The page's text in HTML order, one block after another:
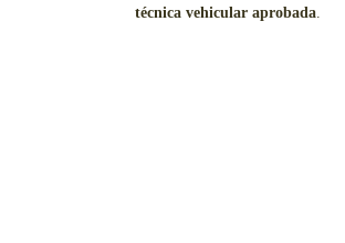
técnica vehicular aprobada.